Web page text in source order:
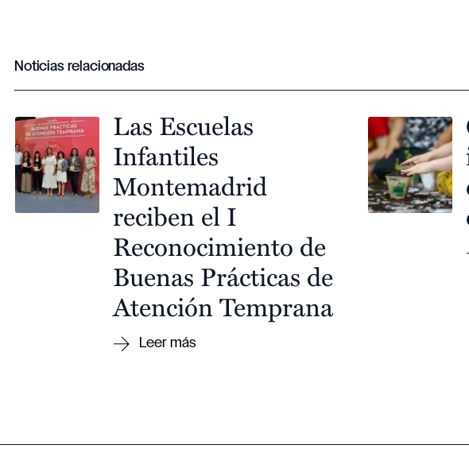
Noticias relacionadas
Las Escuelas
Infantiles
Montemadrid
reciben el I
Reconocimiento de
Buenas Prácticas de
Atención Temprana